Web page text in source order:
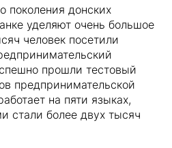
поколения донских
уделяют очень большое
человек посетили
прошли тестовый
предпринимательской
на пяти языках,
стали более двух тысяч